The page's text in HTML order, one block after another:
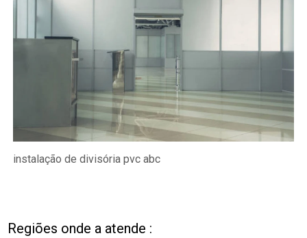
instalação de divisória pvc abc
Regiões onde a atende :